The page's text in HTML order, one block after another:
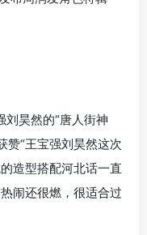
昊然的“唐人街神
赞“王宝强刘昊然这次
造型搭配河北话一直
闹还很燃，很适合过